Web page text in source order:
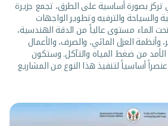
بصورة أساسية على الطرق، تجمع جزيرة
والسياحة والترفيه وتطوير الواجهات
الماء مستوى عالياً من الدقة الهندسية،
العزل المائي، والصرف، والأعمال
الأمد من ضغط المياه والتآكل. وستكون
أساسياً لتنفيذ هذا النوع من المشاريع